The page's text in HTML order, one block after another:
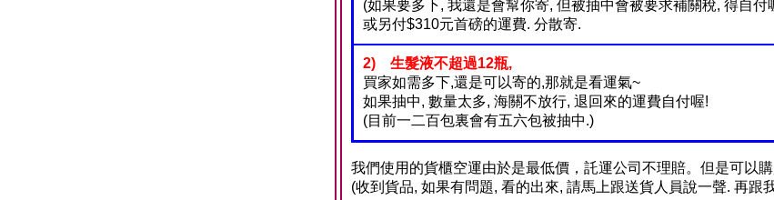
(如果要多下, 我還是會幫你寄, 但被抽中會被要求補關稅, 得自付
或另付$310元首磅的運費. 分散寄.
2) 生髮液不超過12瓶,
買家如需多下,還是可以寄的,那就是看運氣~
如果抽中, 數量太多, 海關不放行, 退回來的運費自付喔!
(目前一二百包裏會有五六包被抽中.)
我們使用的貨櫃空運由於是最低價，託運公司不理賠。但是可以
(收到貨品, 如果有問題, 看的出來, 請馬上跟送貨人員說一聲. 再跟